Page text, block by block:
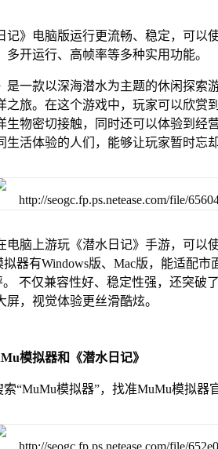
记》电脑版运行更流畅、稳定，可以
多开运行、高帧率等多种实用功能。
是一款以深海潜水为主题的休闲探索
之旅。在这个游戏中，玩家可以欣赏
生物密切接触，同时还可以体验到经
生活体验的人们，能够让玩家暂时忘
电脑上游玩《潜水日记》手游，可以
器有Windows版、Mac版，能适配
不仅兼容性好、稳定性强，还突破
屏，视觉体验更丝滑酷炫。
模拟器和《潜水日记》
“MuMu模拟器”，找准MuMu模拟器